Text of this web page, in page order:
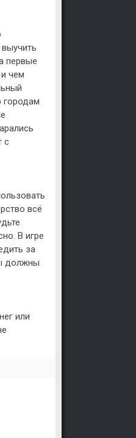
первые
чем
городам
с
всё
В игре
за
должны
или